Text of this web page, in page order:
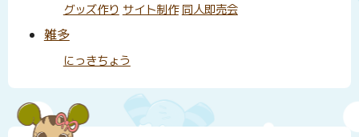
グッズ作り サイト制作 同人即売会
雑多
にっきちょう